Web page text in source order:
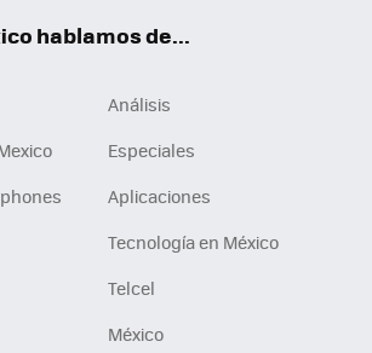
hablamos de...
Análisis
Especiales
Aplicaciones
Tecnología en México
Telcel
México